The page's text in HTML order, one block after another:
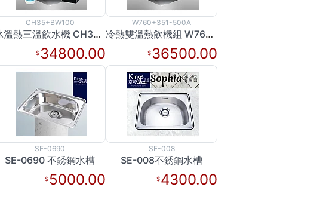
CH35+BW100
冰溫熱三溫飲水機 CH35+BW100
34800.00
W760+351-500A
冷熱雙溫熱飲機組 W760+351-500A
36500.00
SE-0690
SE-0690 不銹鋼水槽
5000.00
SE-008
SE-008不銹鋼水槽
4300.00